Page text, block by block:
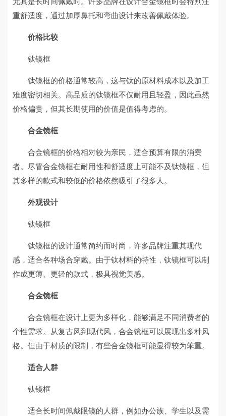
重舒适度，通过加厚鼻托和弯曲设计来改善佩戴体验。
价格比较
钛镜框
钛镜框的价格通常较高，这与钛的原材料成本以及加工
难度密切相关。高品质的钛镜框不仅耐用且轻盈，因此虽然
价格偏贵，但其长期使用的价值是值得考虑的。
合金镜框
合金镜框的价格相对较为亲民，适合预算有限的消费
者。尽管合金镜框在耐用性和舒适度上可能不及钛镜框，但
其多样的款式和较低的价格依然吸引了很多人。
外观设计
钛镜框
钛镜框的设计通常简约而时尚，许多品牌注重其现代
感，适合各种场合穿戴。由于钛材料的特性，钛镜框可以制
作成更薄、更轻的款式，极具视觉美感。
合金镜框
合金镜框在设计上更为多样化，能够满足不同消费者的
个性需求。从复古风到现代风，合金镜框可以展现出多种风
格。但由于材质的限制，有些合金镜框可能显得较为笨重。
适合人群
钛镜框
适合长时间佩戴眼镜的人群，例如办公族、学生以及需